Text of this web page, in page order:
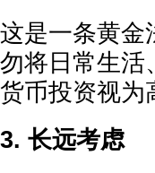
这是一条黄金
勿将日常生活
货币投资视为
3. 长远考虑